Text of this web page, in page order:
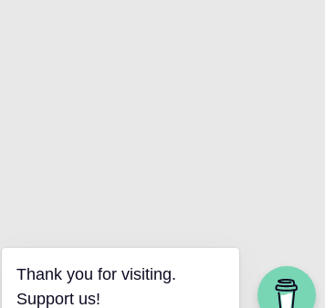
Thank you for visiting.
Support us!